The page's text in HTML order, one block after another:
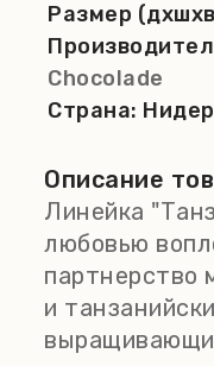
Размер
Chocolade
Страна:
Описание
Линейка
любовью
партнерство
и